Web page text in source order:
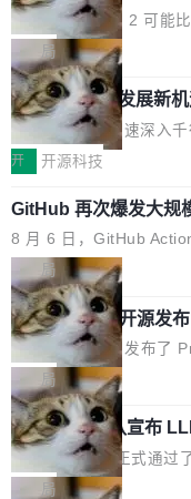
话，他是说出了一个圈内
破的事实。 Jordan 随后
「我不认为这些会议上大
或造假。问题是，作为读
看起来最令人兴奋的论文
度宣传的。」 这才是真
都有问题，是最吸引眼球
他引用的帖子来自
026 的读者：「看了篇 ...
3 开源项目
Flash Attention 2 可能
这句话不是来自某个技
Pham 的一条推文。
的早期工程师之一，在
工作过。近日他在 X 上
认为现代 AI 领域最重要
个名字毫无悬念：Flash
理由很具体。FA 系列不
认为最重要的一个——复
驱动你去学 CuTe，但还
er++ 优化所淹没，足够
键的是 FA2 的持久性...
局
共商智能硬件发展新
硬件开发者日杭州站即
随着万物智联加速深入
单点设备迈向智能化、网
鸿蒙通过统一技术底座和
型智能设备的开发、连接
也为产业链企业探索产品
的空间。 8月14日，开源
（OHDD：
r Day）将在杭州启航。
链企业和开发者，邀请行
问，围绕开源鸿蒙技术能
配、功耗与稳定性调优、
等内容展开系统讲解和实
步了解开源鸿蒙在智能...
开 开源科技
GitHub 再次爆发大规
8 月 6 日，GitHub
模服务降级，Actions 完
webhook 停发，连自托
障无法工作。Pages、
opilot coding agent 全部
恢复，大约 12 小时。
起事故，其中四起与 AI/
Hub 员工 kdaigle 在 HN
据：2025 年全年 10 亿
2.75 亿次，全年预计
局
Prime Agent 开源发
进的编程 Agent，
专家基线
Prime Intellect 发布了
的编程 Agent Harness
象：Recursive
ontinual Harness。在
上，Prime Agent +
5% RHAE Best@1，超
局
Rust 项目团队宣布
止，但你要承认哪些
Rust 语言项目正式通过
覆盖 rust-lang/rust 单一
局